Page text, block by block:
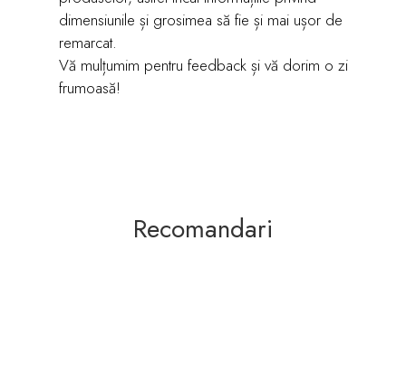
dimensiunile și grosimea să fie și mai ușor de
remarcat.
Vă mulțumim pentru feedback și vă dorim o zi
frumoasă!
Recomandari